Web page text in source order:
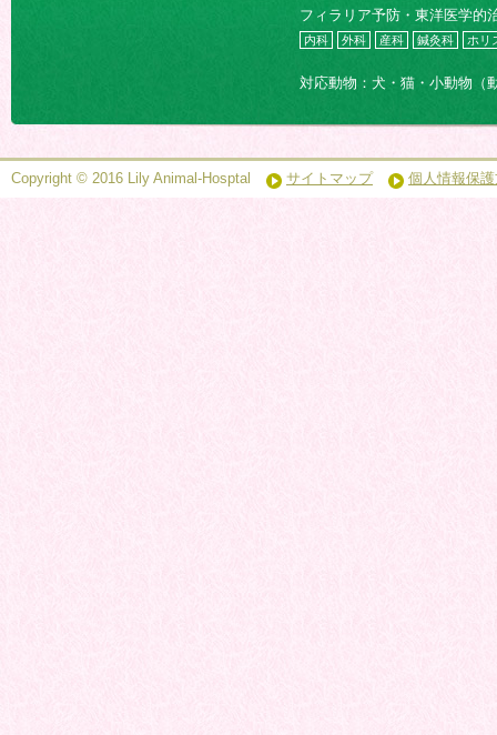
フィラリア予防・東洋医学的
内科 外科 産科 鍼灸科 ホリ
対応動物：犬・猫・小動物（
Copyright © 2016 Lily Animal-Hosptal サイトマップ 個人情報保